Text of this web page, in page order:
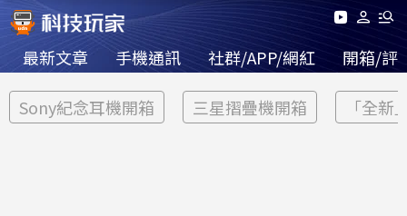
最新文章 手機通訊 社群/APP/網紅 開箱/評
Sony紀念耳機開箱 三星摺疊機開箱 「全新